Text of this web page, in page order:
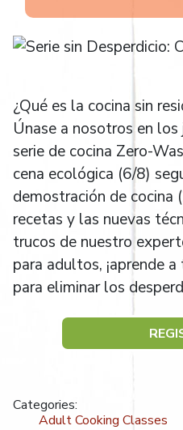
¿Qué es la cocina sin
Únase a nosotros en
serie de cocina Zero-
cena ecológica (6/8)
demostración de cocina
recetas y las nuevas
trucos de nuestro
para adultos, ¡aprende
para eliminar los
Categories:
Adult Cooking Classes